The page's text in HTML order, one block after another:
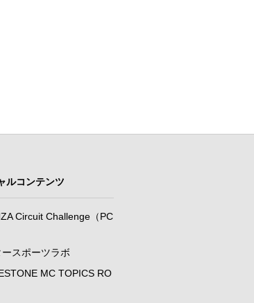
ルコンテンツ
Circuit Challenge（PC
スポーツラボ
MC TOPICS RO